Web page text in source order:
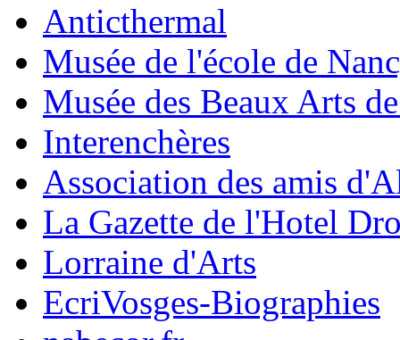
Anticthermal
Musée de l'école de
Musée des Beaux Arts
Interenchères
Association des amis
La Gazette de l'Hotel
Lorraine d'Arts
EcriVosges-Biographies